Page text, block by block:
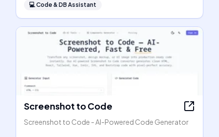
💻Code & DB Assistant
Screenshot to Code
Screenshot to Code - AI-Powered Code Generator